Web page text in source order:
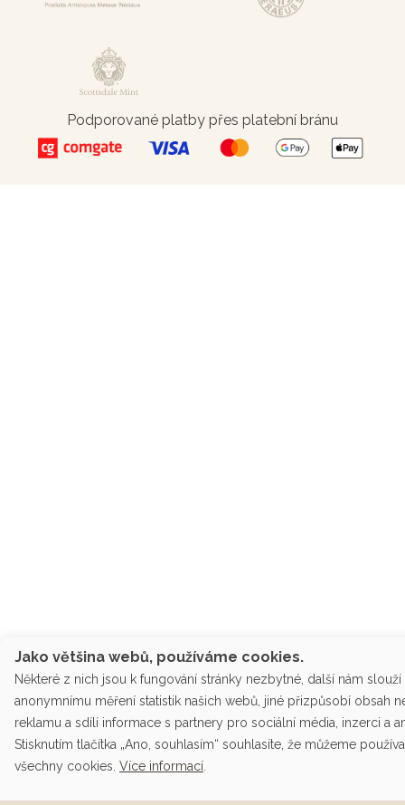
Podporované platby přes platební bránu
Jako většina webů, používáme cookies.
Některé z nich jsou k fungování stránky nezbytné, další nám slouží
anonymnímu měření statistik našich webů, jiné přizpůsobí obsah
reklamu a sdílí informace s partnery pro sociální média, inzerci a
Stisknutím tlačítka „Ano, souhlasím“ souhlasíte, že můžeme
všechny cookies. Více informací